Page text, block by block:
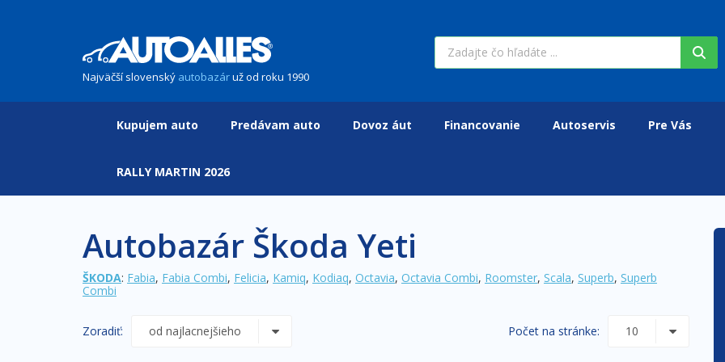
Najväčší slovenský autobazáruž od roku 1990
Kupujem auto Predávam auto Dovoz áut Financovanie Autoservis Pre Vás
RALLY MARTIN 2026
Autobazár Škoda Yeti
ŠKODA: Fabia, Fabia Combi, Felicia, Kamiq, Kodiaq, Octavia, Octavia Combi, Roomster, Scala, Superb, Superb
Combi
Zoradiť: Počet na stránke: